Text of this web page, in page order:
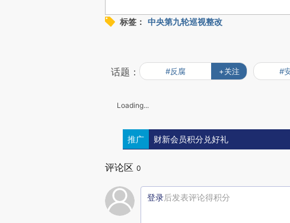
标签： 中央第九轮巡视整改
话题： #反腐 +关注 #
Loading...
推广 财新会员积分兑好礼
评论区 0
登录后发表评论得积分